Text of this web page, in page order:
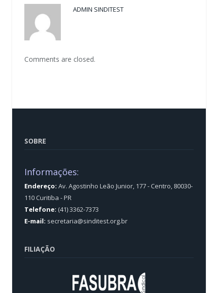
ADMIN SINDITEST
Comments are closed.
SOBRE
Informações:
Endereço: Av. Agostinho Leão Junior, 177 - Centro, 80030-
110 Curitiba - PR
Telefone: (41) 3362-7373
E-mail: secretaria@sinditest.org.br
FILIAÇÃO